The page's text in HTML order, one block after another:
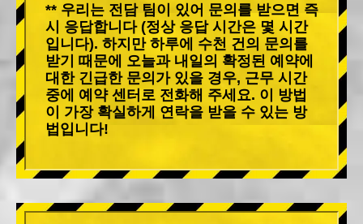
** 우리는 전담 팀이 있어 문의를 받으면 즉
시 응답합니다 (정상 응답 시간은 몇 시간
입니다). 하지만 하루에 수천 건의 문의를
받기 때문에 오늘과 내일의 확정된 예약에
대한 긴급한 문의가 있을 경우, 근무 시간
중에 예약 센터로 전화해 주세요. 이 방법
이 가장 확실하게 연락을 받을 수 있는 방
법입니다!